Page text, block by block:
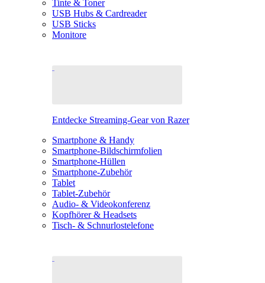
Tinte & Toner
USB Hubs & Cardreader
USB Sticks
Monitore
Entdecke Streaming-Gear von Razer
Smartphone & Handy
Smartphone-Bildschirmfolien
Smartphone-Hüllen
Smartphone-Zubehör
Tablet
Tablet-Zubehör
Audio- & Videokonferenz
Kopfhörer & Headsets
Tisch- & Schnurlostelefone